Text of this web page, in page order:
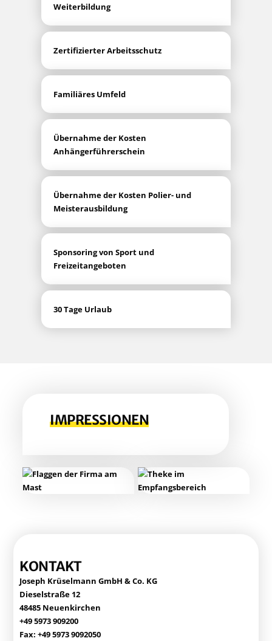
Weiterbildung
Zer­ti­fi­zier­ter Arbeitsschutz
Fami­liä­res Umfeld
Über­nah­me der Kos­ten
Anhängerführerschein
Über­nah­me der Kos­ten Polier- und
Meisterausbildung
Spon­so­ring von Sport und
Freizeitangeboten
30 Tage Urlaub
IMPRES­SIO­NEN
KON­TAKT
Joseph Krü­sel­mann GmbH & Co. KG
Die­sel­stra­ße 12
48485 Neuenkirchen
+49 5973 909200
Fax: +49 5973 9092050